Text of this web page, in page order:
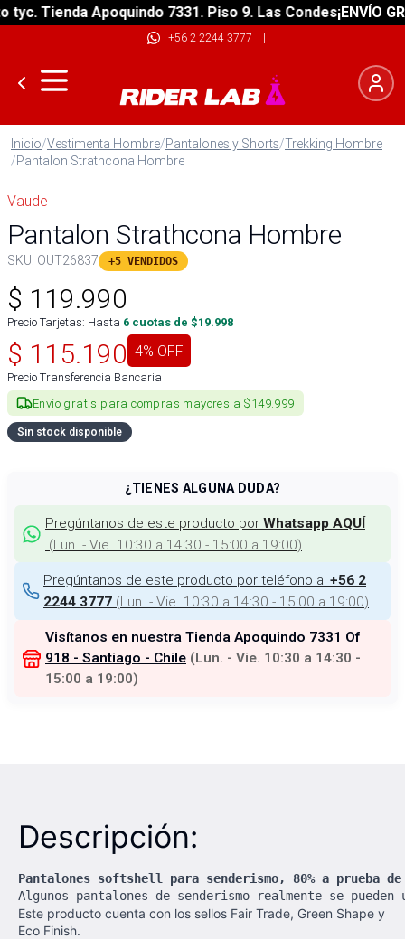
Tienda Apoquindo 7331. Piso 9. Las Condes¡ENVÍO
+56 2 2244 3777 |
Inicio/Vestimenta Hombre/Pantalones y Shorts/Trekking Hombre
/Pantalon Strathcona Hombre
Vaude
Pantalon Strathcona Hombre
SKU: OUT26837 +5 VENDIDOS
$ 119.990
Precio Tarjetas: Hasta 6 cuotas de $19.998
$ 115.190 4% OFF
Precio Transferencia Bancaria
Envío gratis para compras mayores a $149.999
Sin stock disponible
¿TIENES ALGUNA DUDA?
Pregúntanos de este producto por Whatsapp AQUÍ
(Lun. - Vie. 10:30 a 14:30 - 15:00 a 19:00)
Pregúntanos de este producto por teléfono al +56 2
2244 3777 (Lun. - Vie. 10:30 a 14:30 - 15:00 a 19:00)
Visítanos en nuestra Tienda Apoquindo 7331 Of
918 - Santiago - Chile (Lun. - Vie. 10:30 a 14:30 -
15:00 a 19:00)
Descripción:
Pantalones softshell para senderismo, 80% a
Algunos pantalones de senderismo realmente se
Este producto cuenta con los sellos Fair Trade, Green Shape y
Eco Finish.